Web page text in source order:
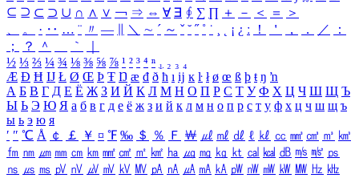
⊆ ⊇ ⊂ ⊃ ∪ ∩ ∧ ∨ ￢ ⇒ ⇔ ∀ ∃ ∮ ∑ ∏ ＋ － ＜ ＝
＞
、
。 · ‥ … ¨ 〃 ― ＼ ∼ ´ ～ ˇ ˘ ˝ ˚ ˙ ¸ ¡ ¿ ː ！ ＇ ， ． ／
：
；
？ ＾ ｀
½ ⅓ ⅔ ¼ ¾ ⅛ ⅜ ⅝ ⅞ ¹ ² ³ ⁴ ⁿ ₁ ₂ ₃ ₄
Æ Ð Ħ Ĳ Ł Ø Œ Þ Ŧ Ŋ æ đ ð ħ ı ĳ ĸ ŀ ł ø œ ß þ ŧ ŋ ŉ
А Б В Г Д Е Ё Ж З И Й К Л М Н О П Р С Т У Ф Х Ц Ч Ш Щ Ъ
Ы Ь Э Ю Я а б в г д е ё ж з и й к л м н о п р с т у ф х ц ч ш щ ъ
ы ь э ю я
′ ″ ℃ Å ￠ ￡ ￥ ¤ ℉ ‰ ＄ ％ Ｆ ￦ ㎕ ㎖ ㎗ ℓ ㎘ ㏄ ㎣ ㎤ ㎥ ㎦
㎙ ㎚ ㎛ ㎜ ㎝ ㎞ ㎟ ㎠ ㎡ ㎢ ㏊ ㎍ ㎎ ㎏ ㏏ ㎈ ㎉ ㏈ ㎧ ㎨ ㎰
㎱ ㎲ ㎳ ㎴ ㎵ ㎶ ㎷ ㎸ ㎹ ㎀ ㎁ ㎂ ㎃ ㎄ ㎺ ㎻ ㎽ ㎾ ㎿ ㎐ ㎑